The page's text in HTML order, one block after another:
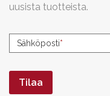
uusista tuotteista.
Uutiskirjeen
tilaus
Sähköposti*
Tilaa